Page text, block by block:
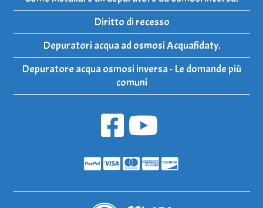
Diritto di recesso
Depuratori acqua ad osmosi Acquafidaty.
Depuratore acqua osmosi inversa - Le domande più
comuni